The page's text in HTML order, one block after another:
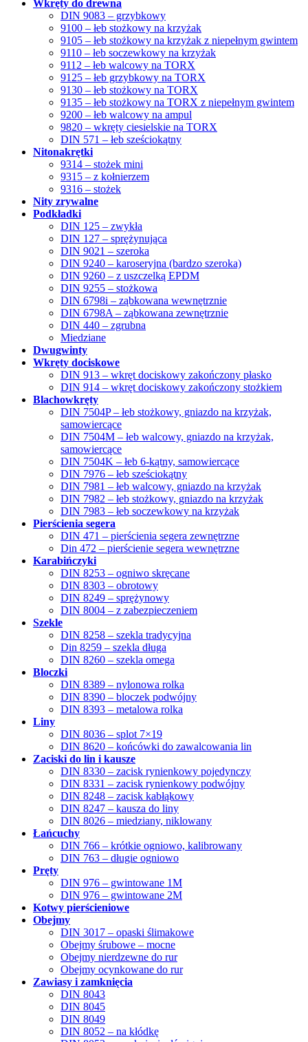
Wkręty do drewna
DIN 9083 – grzybkowy
9100 – łeb stożkowy na krzyżak
9105 – łeb stożkowy na krzyżak z niepełnym gwintem
9110 – łeb soczewkowy na krzyżak
9112 – łeb walcowy na TORX
9125 – łeb grzybkowy na TORX
9130 – łeb stożkowy na TORX
9135 – łeb stożkowy na TORX z niepełnym gwintem
9200 – łeb walcowy na ampul
9820 – wkręty ciesielskie na TORX
DIN 571 – łeb sześciokątny
Nitonakrętki
9314 – stożek mini
9315 – z kołnierzem
9316 – stożek
Nity zrywalne
Podkładki
DIN 125 – zwykła
DIN 127 – sprężynująca
DIN 9021 – szeroka
DIN 9240 – karoseryjna (bardzo szeroka)
DIN 9260 – z uszczelką EPDM
DIN 9255 – stożkowa
DIN 6798i – ząbkowana wewnętrznie
DIN 6798A – ząbkowana zewnętrznie
DIN 440 – zgrubna
Miedziane
Dwugwinty
Wkręty dociskowe
DIN 913 – wkręt dociskowy zakończony płasko
DIN 914 – wkręt dociskowy zakończony stożkiem
Blachowkręty
DIN 7504P – łeb stożkowy, gniazdo na krzyżak,
samowiercące
DIN 7504M – łeb walcowy, gniazdo na krzyżak,
samowiercące
DIN 7504K – łeb 6-kątny, samowiercące
DIN 7976 – łeb sześciokątny
DIN 7981 – łeb walcowy, gniazdo na krzyżak
DIN 7982 – łeb stożkowy, gniazdo na krzyżak
DIN 7983 – łeb soczewkowy na krzyżak
Pierścienia segera
DIN 471 – pierścienia segera zewnętrzne
Din 472 – pierścienie segera wewnętrzne
Karabińczyki
DIN 8253 – ogniwo skręcane
DIN 8303 – obrotowy
DIN 8249 – sprężynowy
DIN 8004 – z zabezpieczeniem
Szekle
DIN 8258 – szekla tradycyjna
Din 8259 – szekla długa
DIN 8260 – szekla omega
Bloczki
DIN 8389 – nylonowa rolka
DIN 8390 – bloczek podwójny
DIN 8393 – metalowa rolka
Liny
DIN 8036 – splot 7×19
DIN 8620 – końcówki do zawalcowania lin
Zaciski do lin i kausze
DIN 8330 – zacisk rynienkowy pojedynczy
DIN 8331 – zacisk rynienkowy podwójny
DIN 8248 – zacisk kabłąkowy
DIN 8247 – kausza do liny
DIN 8026 – miedziany, niklowany
Łańcuchy
DIN 766 – krótkie ogniowo, kalibrowany
DIN 763 – długie ogniowo
Pręty
DIN 976 – gwintowane 1M
DIN 976 – gwintowane 2M
Kotwy pierścieniowe
Obejmy
DIN 3017 – opaski ślimakowe
Obejmy śrubowe – mocne
Obejmy nierdzewne do rur
Obejmy ocynkowane do rur
Zawiasy i zamknięcia
DIN 8043
DIN 8045
DIN 8049
DIN 8052 – na kłódkę